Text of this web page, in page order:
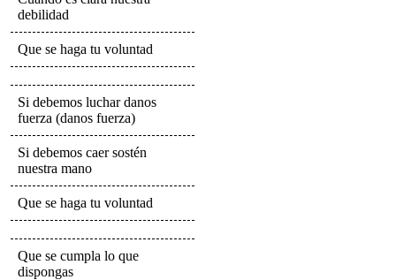
debilidad
Que se haga tu voluntad
Si debemos luchar danos
fuerza (danos fuerza)
Si debemos caer sostén
nuestra mano
Que se haga tu voluntad
Que se cumpla lo que
dispongas